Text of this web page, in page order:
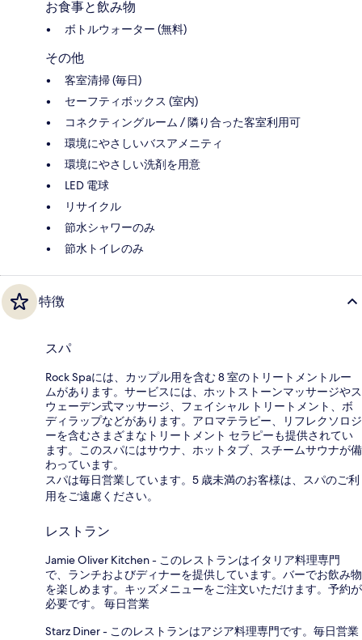
お食事と飲み物
ボトルウォーター (無料)
その他
客室清掃 (毎日)
セーフティボックス (室内)
コネクティングルーム / 隣り合った客室利用可
環境にやさしいバスアメニティ
環境にやさしい洗剤を用意
LED 電球
リサイクル
節水シャワーのみ
節水トイレのみ
特徴
スパ
Rock Spaには、カップル用を含む 8 室のトリートメントルー
ムがあります。サービスには、ホットストーンマッサージやス
ウェーデン式マッサージ、フェイシャル トリートメント、ボ
ディラップなどがあります。アロマテラピー、リフレクソロジ
ーを含むさまざまなトリートメント セラピーも提供されてい
ます。このスパにはサウナ、ホットタブ、スチームサウナが備
わっています。
スパは毎日営業しています。5 歳未満のお客様は、スパのご利
用をご遠慮ください。
レストラン
Jamie Oliver Kitchen - このレストランはイタリア料理専門
で、ランチおよびディナーを提供しています。バーでお飲み物
を楽しめます。キッズメニューをご注文いただけます。予約が
必要です。 毎日営業
Starz Diner - このレストランはアジア料理専門です。毎日営業